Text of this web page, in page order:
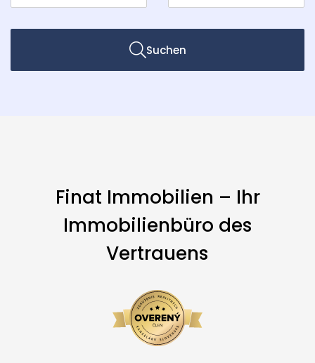
Suchen
Finat Immobilien – Ihr
Immobilienbüro des
Vertrauens